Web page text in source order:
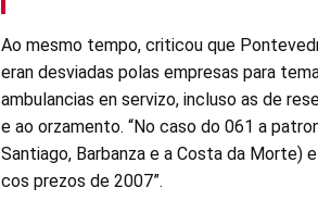
Ao mesmo tempo, criticou que
eran desviadas polas empresas para
ambulancias en servizo, incluso as de
e ao orzamento. “No caso do 061 a
Santiago, Barbanza e a Costa da Morte)
cos prezos de 2007”.